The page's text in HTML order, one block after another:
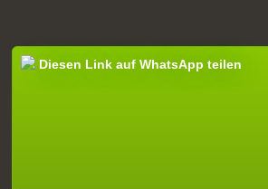
Diesen Link auf WhatsApp teilen